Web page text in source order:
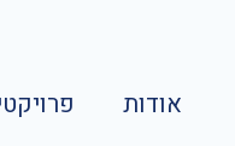
אודות